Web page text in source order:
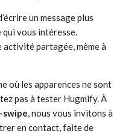
un message plus
vous intéresse.
partagée, même à
où les apparences ne sont
pas à tester Hugmify. À
swipe , nous vous invitons à
en contact, faite de